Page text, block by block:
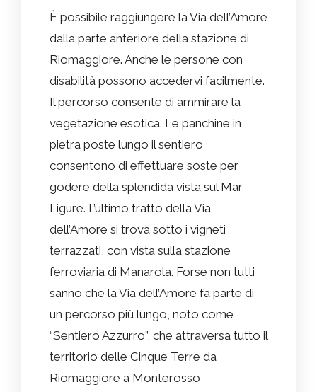
È possibile raggiungere la Via dell’Amore
dalla parte anteriore della stazione di
Riomaggiore. Anche le persone con
disabilità possono accedervi facilmente.
Il percorso consente di ammirare la
vegetazione esotica. Le panchine in
pietra poste lungo il sentiero
consentono di effettuare soste per
godere della splendida vista sul Mar
Ligure. L’ultimo tratto della Via
dell’Amore si trova sotto i vigneti
terrazzati, con vista sulla stazione
ferroviaria di Manarola. Forse non tutti
sanno che la Via dell’Amore fa parte di
un percorso più lungo, noto come
“Sentiero Azzurro”, che attraversa tutto il
territorio delle Cinque Terre da
Riomaggiore a Monterosso